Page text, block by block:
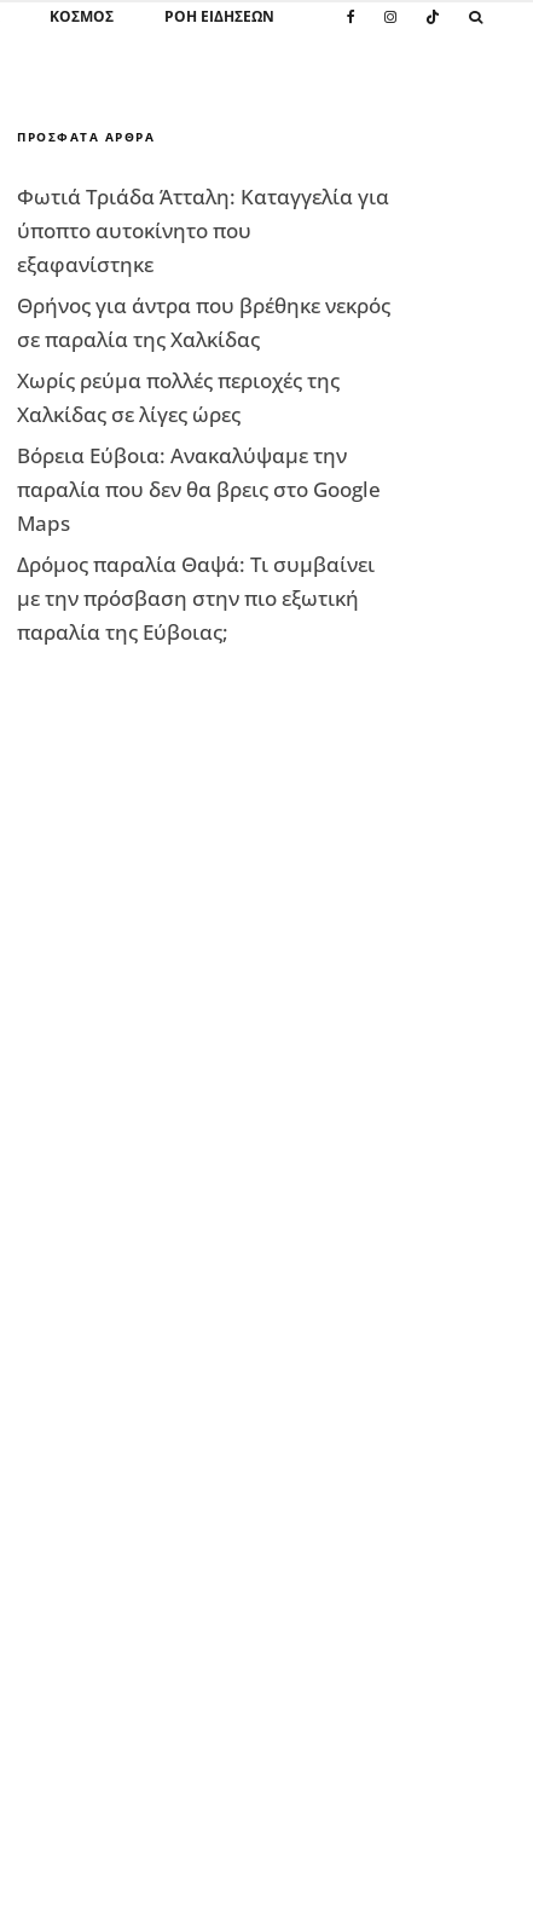
ΚΌΣΜΟΣ ΡΟΗ ΕΙΔΗΣΕΩΝ
ΠΡΌΣΦΑΤΑ ΆΡΘΡΑ
Φωτιά Τριάδα Άτταλη: Καταγγελία για
ύποπτο αυτοκίνητο που
εξαφανίστηκε
Θρήνος για άντρα που βρέθηκε νεκρός
σε παραλία της Χαλκίδας
Χωρίς ρεύμα πολλές περιοχές της
Χαλκίδας σε λίγες ώρες
Βόρεια Εύβοια: Ανακαλύψαμε την
παραλία που δεν θα βρεις στο Google
Maps
Δρόμος παραλία Θαψά: Τι συμβαίνει
με την πρόσβαση στην πιο εξωτική
παραλία της Εύβοιας;